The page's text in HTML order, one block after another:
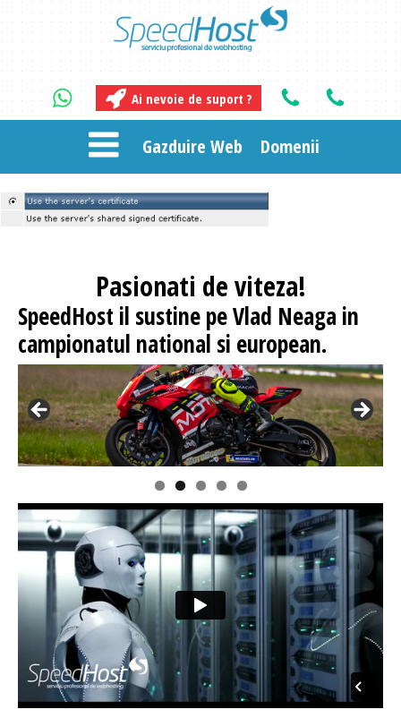
Ai nevoie de suport ?
Gazduire Web Domenii
Pasionati de viteza!
SpeedHost il sustine pe Vlad Neaga in
campionatul national si european.